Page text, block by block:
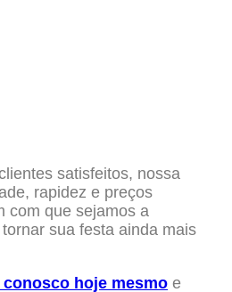
satisfeitos, nossa
rapidez e preços
com que sejamos a
sua festa ainda mais
hoje mesmo e